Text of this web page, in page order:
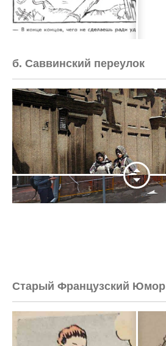
б. Саввинский переулок
Старый Французский Юмор